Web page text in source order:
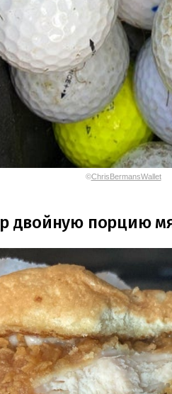
©ChrisBermansWallet
двойную порцию